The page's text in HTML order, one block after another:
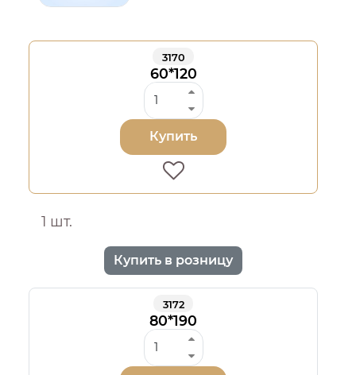
3170
60*120
Купить
1 шт.
Купить в розницу
3172
80*190